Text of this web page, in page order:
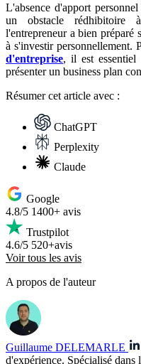
L'absence d'apport
un obstacle rédhibitoire
l'entrepreneur a bien
à s'investir personnellement.
d'entreprise, il est essentiel
présenter un business plan
Résumercet article avec :
ChatGPT
Perplexity
Claude
Google
4.8/5 1400+ avis
Trustpilot
4.6/5 520+avis
Voir tous les avis
A propos de l'auteur
Guillaume DELEMARLE
d'expérience. Spécialisé dans